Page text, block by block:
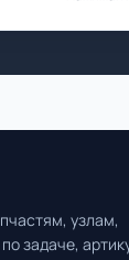
узлам,
задаче,